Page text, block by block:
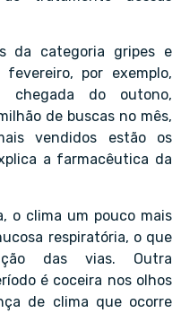
da categoria gripes e
por exemplo,
do outono,
de buscas no mês,
vendidos estão os
a farmacêutica da
o clima um pouco mais
respiratória, o que
das vias. Outra
é coceira nos olhos
de clima que ocorre